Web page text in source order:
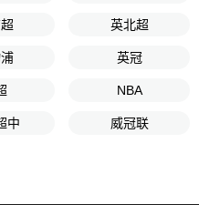
英北超
英冠
NBA
中 威冠联